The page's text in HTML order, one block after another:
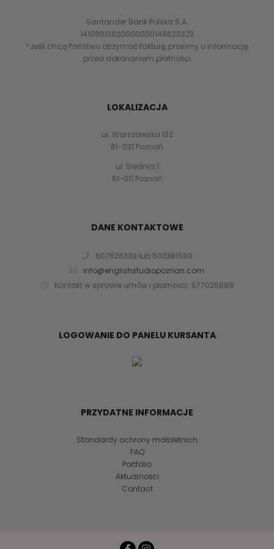
Santander Bank Polska S.A.
14109013620000000148620323
*Jeśli chcą Państwo otrzymać fakturę, prosimy o informację
przed dokonaniem płatności
LOKALIZACJA
ul. Warszawska 132
61-031 Poznań
ul. Średnia 1
61-011 Poznań
DANE KONTAKTOWE
607626338 lub 503381593
info@englishstudiopoznan.com
Kontakt w sprawie umów i płatności: 577025888
LOGOWANIE DO PANELU KURSANTA
PRZYDATNE INFORMACJE
Standardy ochrony małoletnich
FAQ
Portfolio
Aktualności
Contact